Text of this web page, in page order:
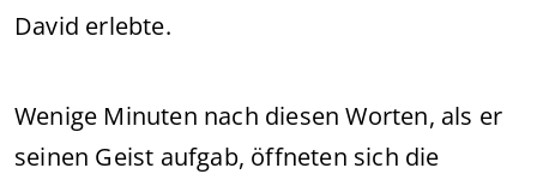
David erlebte.
Wenige Minuten nach diesen Worten, als er
seinen Geist aufgab, öffneten sich die